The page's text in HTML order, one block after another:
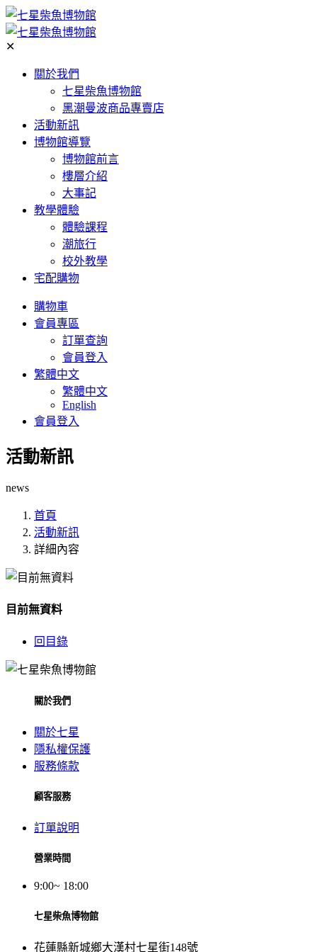
✕
關於我們
七星柴魚博物館
黑潮曼波商品專賣店
活動新訊
博物館導覽
博物館前言
樓層介紹
大事記
教學體驗
體驗課程
潮旅行
校外教學
宅配購物
購物車
會員專區
訂單查詢
會員登入
繁體中文
繁體中文
English
會員登入
活動新訊
news
首頁
活動新訊
詳細內容
目前無資料
回目錄
關於我們
關於七星
隱私權保護
服務條款
顧客服務
訂單說明
營業時間
9:00~ 18:00
七星柴魚博物館
花蓮縣新城鄉大漢村七星街148號